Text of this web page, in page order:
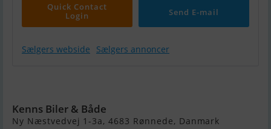
Quick Contact
Login
Send E-mail
Sælgers webside Sælgers annoncer
Kenns Biler & Både
Ny Næstvedvej 1-3a, 4683 Rønnede, Danmark